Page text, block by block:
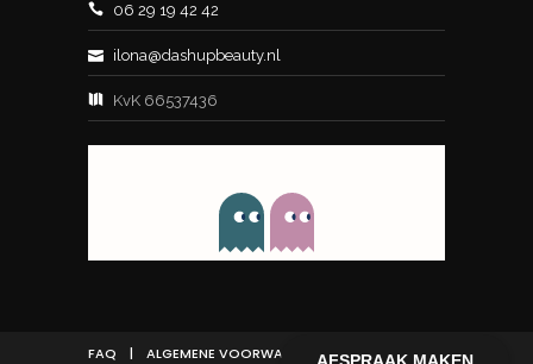
06 29 19 42 42
ilona@dashupbeauty.nl
KvK 66537436
FAQ | ALGEMENE VOORWAARDEN